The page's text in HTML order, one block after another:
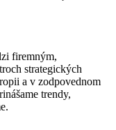
firemným,
strategických
a v zodpovednom
trendy,